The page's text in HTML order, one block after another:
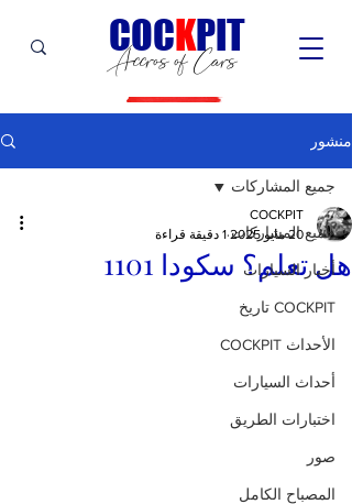
Accros of Cars
COCKPIT
منشور
جميع المشاركات
أخبار السيارات
COCKPIT تاريخ
الأحداث COCKPIT
أحداث السيارات
اختبارات الطريق
صور
المصباح الكامل
جميع المشاركات
هل تعلم؟ سكودا 1101
COCKPIT
20 مايو 2025
1 دقيقة قراءة